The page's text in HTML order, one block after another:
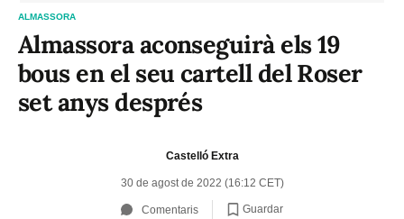
ALMASSORA
Almassora aconseguirà els 19
bous en el seu cartell del Roser
set anys després
Castelló Extra
30 de agost de 2022 (16:12 CET)
Comentaris Guardar